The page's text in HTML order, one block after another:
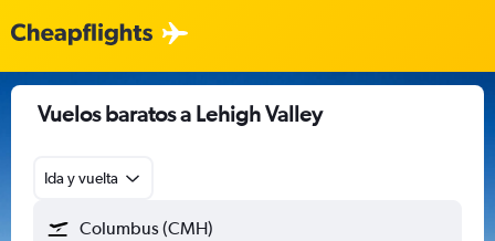
Vuelos baratos a Lehigh Valley
Ida y vuelta
Columbus (CMH)